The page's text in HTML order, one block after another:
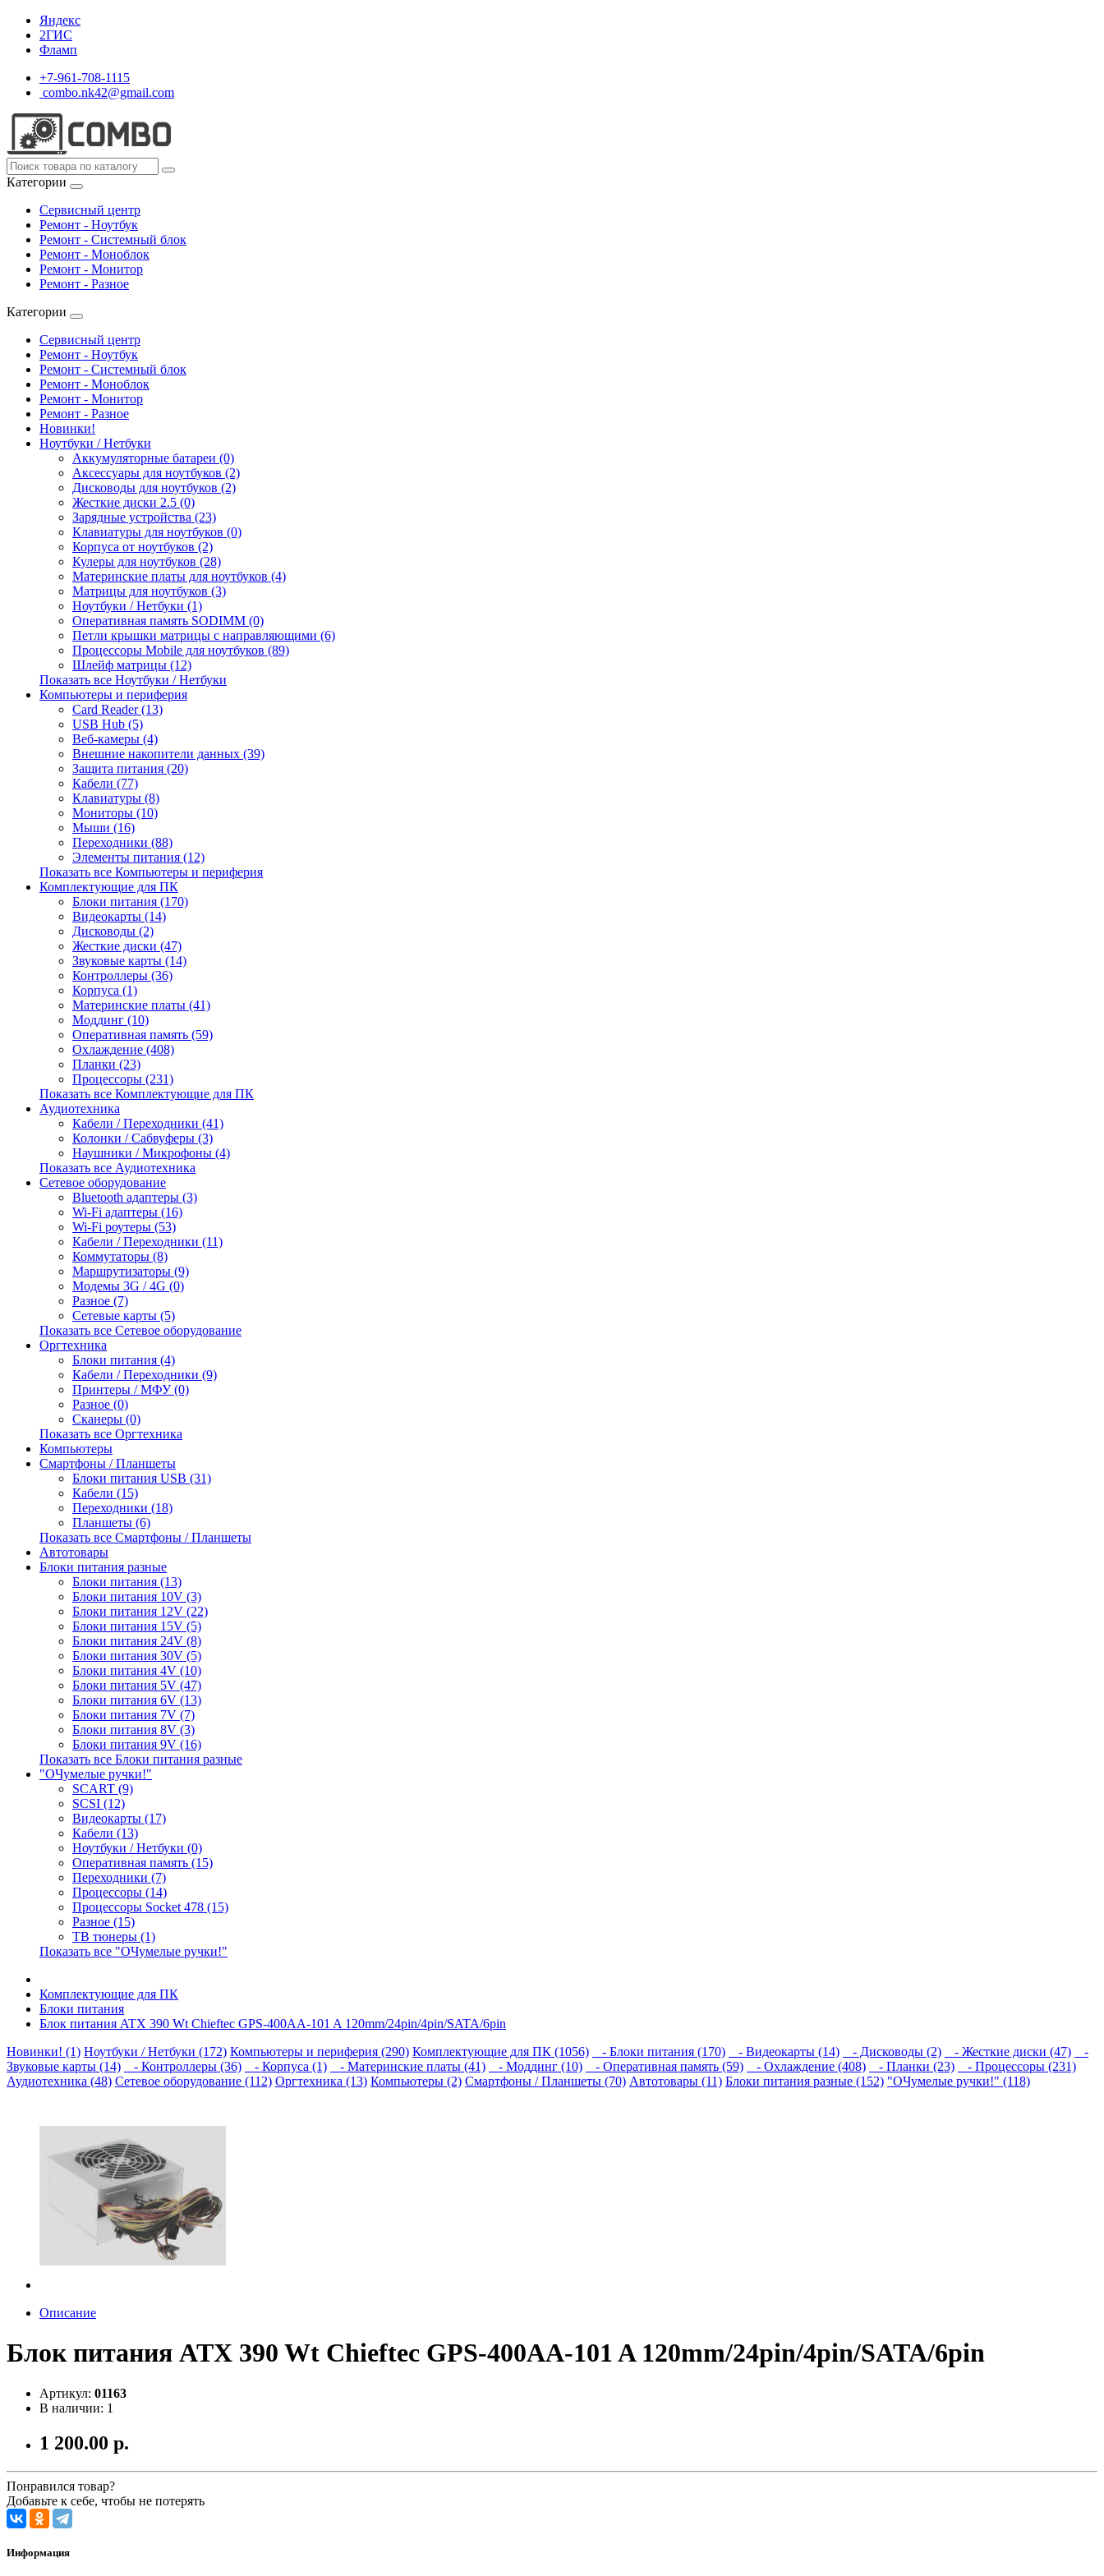
Яндекс
2ГИС
Фламп
+7-961-708-1115
combo.nk42@gmail.com
Категории
Сервисный центр
Ремонт - Ноутбук
Ремонт - Системный блок
Ремонт - Моноблок
Ремонт - Монитор
Ремонт - Разное
Категории
Сервисный центр
Ремонт - Ноутбук
Ремонт - Системный блок
Ремонт - Моноблок
Ремонт - Монитор
Ремонт - Разное
Новинки!
Ноутбуки / Нетбуки
Аккумуляторные батареи (0)
Аксессуары для ноутбуков (2)
Дисководы для ноутбуков (2)
Жесткие диски 2.5 (0)
Зарядные устройства (23)
Клавиатуры для ноутбуков (0)
Корпуса от ноутбуков (2)
Кулеры для ноутбуков (28)
Материнские платы для ноутбуков (4)
Матрицы для ноутбуков (3)
Ноутбуки / Нетбуки (1)
Оперативная память SODIMM (0)
Петли крышки матрицы с направляющими (6)
Процессоры Mobile для ноутбуков (89)
Шлейф матрицы (12)
Показать все Ноутбуки / Нетбуки
Компьютеры и периферия
Card Reader (13)
USB Hub (5)
Веб-камеры (4)
Внешние накопители данных (39)
Защита питания (20)
Кабели (77)
Клавиатуры (8)
Мониторы (10)
Мыши (16)
Переходники (88)
Элементы питания (12)
Показать все Компьютеры и периферия
Комплектующие для ПК
Блоки питания (170)
Видеокарты (14)
Дисководы (2)
Жесткие диски (47)
Звуковые карты (14)
Контроллеры (36)
Корпуса (1)
Материнские платы (41)
Моддинг (10)
Оперативная память (59)
Охлаждение (408)
Планки (23)
Процессоры (231)
Показать все Комплектующие для ПК
Аудиотехника
Кабели / Переходники (41)
Колонки / Сабвуферы (3)
Наушники / Микрофоны (4)
Показать все Аудиотехника
Сетевое оборудование
Bluetooth адаптеры (3)
Wi-Fi адаптеры (16)
Wi-Fi роутеры (53)
Кабели / Переходники (11)
Коммутаторы (8)
Маршрутизаторы (9)
Модемы 3G / 4G (0)
Разное (7)
Сетевые карты (5)
Показать все Сетевое оборудование
Оргтехника
Блоки питания (4)
Кабели / Переходники (9)
Принтеры / МФУ (0)
Разное (0)
Сканеры (0)
Показать все Оргтехника
Компьютеры
Смартфоны / Планшеты
Блоки питания USB (31)
Кабели (15)
Переходники (18)
Планшеты (6)
Показать все Смартфоны / Планшеты
Автотовары
Блоки питания разные
Блоки питания (13)
Блоки питания 10V (3)
Блоки питания 12V (22)
Блоки питания 15V (5)
Блоки питания 24V (8)
Блоки питания 30V (5)
Блоки питания 4V (10)
Блоки питания 5V (47)
Блоки питания 6V (13)
Блоки питания 7V (7)
Блоки питания 8V (3)
Блоки питания 9V (16)
Показать все Блоки питания разные
"ОЧумелые ручки!"
SCART (9)
SCSI (12)
Видеокарты (17)
Кабели (13)
Ноутбуки / Нетбуки (0)
Оперативная память (15)
Переходники (7)
Процессоры (14)
Процессоры Socket 478 (15)
Разное (15)
ТВ тюнеры (1)
Показать все "ОЧумелые ручки!"
Комплектующие для ПК
Блоки питания
Блок питания ATX 390 Wt Chieftec GPS-400AA-101 A 120mm/24pin/4pin/SATA/6pin
Новинки! (1) Ноутбуки / Нетбуки (172) Компьютеры и периферия (290) Комплектующие для ПК (1056) - Блоки питания (170) - Видеокарты (14) - Дисководы (2) - Жесткие диски (47)
-
Звуковые карты (14)
- Контроллеры (36) - Корпуса (1) - Материнские платы (41) - Моддинг (10) - Оперативная память (59) - Охлаждение (408) - Планки (23)
- Процессоры (231)
Аудиотехника (48) Сетевое оборудование (112) Оргтехника (13) Компьютеры (2) Смартфоны / Планшеты (70) Автотовары (11) Блоки питания разные (152) "ОЧумелые ручки!" (118)
Описание
Блок питания ATX 390 Wt Chieftec GPS-400AA-101 A 120mm/24pin/4pin/SATA/6pin
Артикул: 01163
В наличии: 1
1 200.00 р.
Понравился товар?
Добавьте к себе, чтобы не потерять
Информация